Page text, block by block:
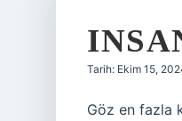
Tarih: Ekim 15,
Göz en fazla